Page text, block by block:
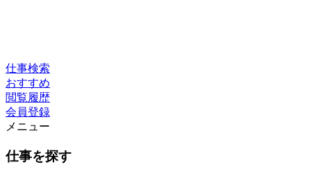
仕事検索
おすすめ
閲覧履歴
会員登録
メニュー
仕事を探す